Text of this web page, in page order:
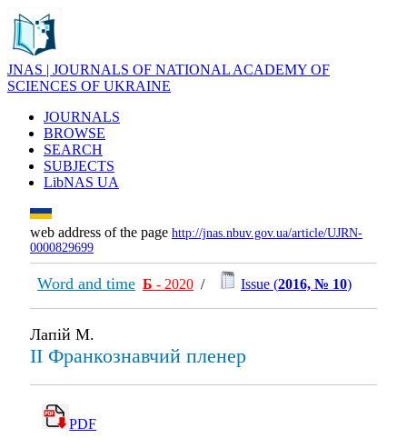
JNAS | JOURNALS OF NATIONAL ACADEMY OF
SCIENCES OF UKRAINE
JOURNALS
BROWSE
SEARCH
SUBJECTS
LibNAS UA
web address of the page http://jnas.nbuv.gov.ua/article/UJRN-
0000829699
Word and time Б - 2020 / Issue (2016, № 10)
Лапій М.
II Франкознавчий пленер
PDF